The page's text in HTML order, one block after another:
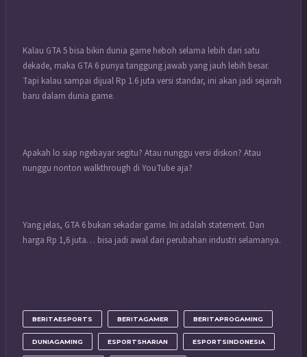
Kalau GTA 5 bisa bikin dunia game heboh selama lebih dari satu
dekade, maka GTA 6 punya tanggung jawab yang jauh lebih besar.
Tapi kalau sampai dijual Rp 1.6 juta versi standar, ini akan jadi sejarah
baru dalam dunia game.
Apakah lo siap ngebayar segitu? Atau nunggu versi diskon? Atau
nunggu nonton walkthrough di YouTube aja?
Yang jelas, GTA 6 bukan sekadar game. Ini adalah statement. Dan
harga Rp 1,6 juta… bisa jadi awal dari perubahan industri selamanya.
BERITAESPORTS BERITAGAMER BERITAPROGAMING
DUNIAGAMING ESPORTSHARIAN ESPORTSINDONESIA